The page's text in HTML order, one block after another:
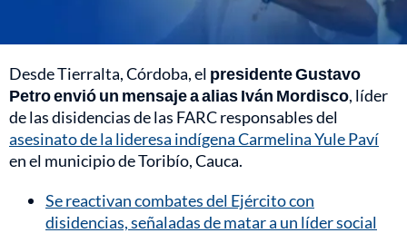
Desde Tierralta, Córdoba, el presidente Gustavo
Petro envió un mensaje a alias Iván Mordisco, líder
de las disidencias de las FARC responsables del
asesinato de la lideresa indígena Carmelina Yule Paví
en el municipio de Toribío, Cauca.
Se reactivan combates del Ejército con
disidencias, señaladas de matar a un líder social